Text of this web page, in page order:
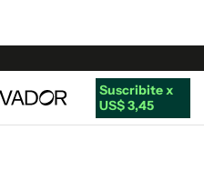
Suscribite x
US$ 3,45